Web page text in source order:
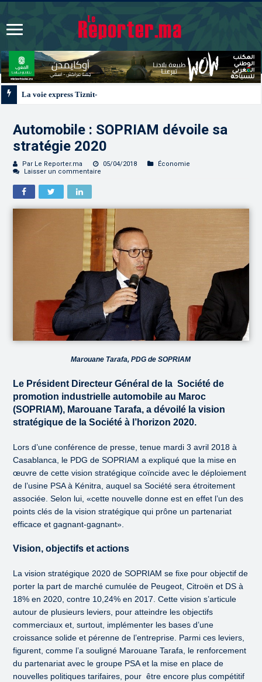
Automobile : SOPRIAM dévoile sa
stratégie 2020
Par Le Reporter.ma 05/04/2018
Économie
Laisser un commentaire
Marouane Tarafa, PDG de SOPRIAM
Le Président Directeur Général de la Société de
promotion industrielle automobile au Maroc
(SOPRIAM), Marouane Tarafa, a dévoilé la vision
stratégique de la Société à l’horizon 2020.
Lors d’une conférence de presse, tenue mardi 3 avril 2018 à
Casablanca, le PDG de SOPRIAM a expliqué que la mise en
œuvre de cette vision stratégique coïncide avec le déploiement
de l’usine PSA à Kénitra, auquel sa Société sera étroitement
associée. Selon lui, «cette nouvelle donne est en effet l’un des
points clés de la vision stratégique qui prône un partenariat
efficace et gagnant-gagnant».
Vision, objectifs et actions
La vision stratégique 2020 de SOPRIAM se fixe pour objectif de
porter la part de marché cumulée de Peugeot, Citroën et DS à
18% en 2020, contre 10,24% en 2017. Cette vision s’articule
autour de plusieurs leviers, pour atteindre les objectifs
commerciaux et, surtout, implémenter les bases d’une
croissance solide et pérenne de l’entreprise. Parmi ces leviers,
figurent, comme l’a souligné Marouane Tarafa, le renforcement
du partenariat avec le groupe PSA et la mise en place de
nouvelles politiques tarifaires, pour être encore plus compétitif